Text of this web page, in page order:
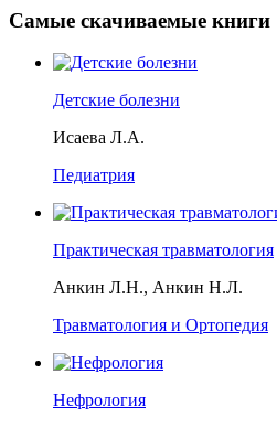
Самые скачиваемые книги
Детские болезни
Исаева Л.А.
Педиатрия
Практическая травматология
Анкин Л.Н., Анкин Н.Л.
Травматология и Ортопедия
Нефрология